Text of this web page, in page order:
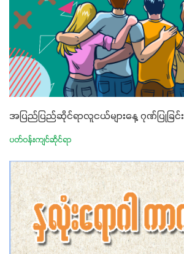
အပြည်ပြည်ဆိုင်ရာလူငယ်များနေ့ ဂုဏ်ပြုခြင်း
ပတ်ဝန်းကျင်ဆိုင်ရာ